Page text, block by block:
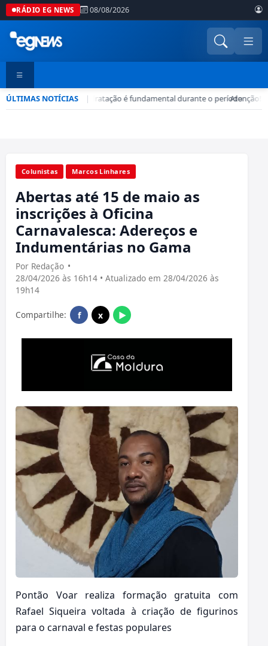
RÁDIO EG NEWS 08/08/2026
ÚLTIMAS NOTÍCIAS |
Seca no DF: hidratação é fundamental durante o período
• Atenção!
Colunistas Marcos Linhares
Abertas até 15 de maio as
inscrições à Oficina
Carnavalesca: Adereços e
Indumentárias no Gama
Por Redação •
28/04/2026 às 16h14 • Atualizado em 28/04/2026 às
19h14
Compartilhe: f x ▶
Pontão Voar realiza formação gratuita com
Rafael Siqueira voltada à criação de figurinos
para o carnaval e festas populares